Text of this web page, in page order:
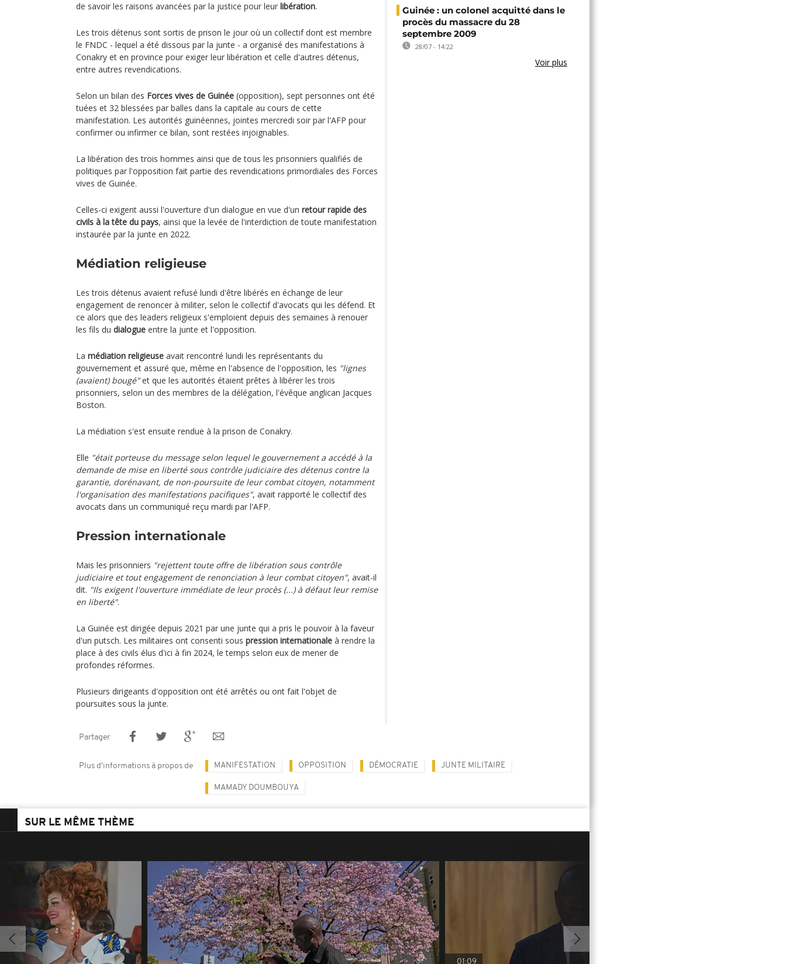
de savoir les raisons avancées par la justice pour leur libération.
Les trois détenus sont sortis de prison le jour où un collectif dont est membre
le FNDC - lequel a été dissous par la junte - a organisé des manifestations à
Conakry et en province pour exiger leur libération et celle d'autres détenus,
entre autres revendications.
Selon un bilan des Forces vives de Guinée (opposition), sept personnes ont été
tuées et 32 blessées par balles dans la capitale au cours de cette
manifestation. Les autorités guinéennes, jointes mercredi soir par l'AFP pour
confirmer ou infirmer ce bilan, sont restées injoignables.
La libération des trois hommes ainsi que de tous les prisonniers qualifiés de
politiques par l'opposition fait partie des revendications primordiales des Forces
vives de Guinée.
Celles-ci exigent aussi l'ouverture d'un dialogue en vue d'un retour rapide des
civils à la tête du pays, ainsi que la levée de l'interdiction de toute manifestation
instaurée par la junte en 2022.
Médiation religieuse
Les trois détenus avaient refusé lundi d'être libérés en échange de leur
engagement de renoncer à militer, selon le collectif d'avocats qui les défend. Et
ce alors que des leaders religieux s'emploient depuis des semaines à renouer
les fils du dialogue entre la junte et l'opposition.
La médiation religieuse avait rencontré lundi les représentants du
gouvernement et assuré que, même en l'absence de l'opposition, les "lignes
(avaient) bougé"et que les autorités étaient prêtes à libérer les trois
prisonniers, selon un des membres de la délégation, l'évêque anglican Jacques
Boston.
La médiation s'est ensuite rendue à la prison de Conakry.
Elle "était porteuse du message selon lequel le gouvernement a accédé à la
demande de mise en liberté sous contrôle judiciaire des détenus contre la
garantie, dorénavant, de non-poursuite de leur combat citoyen, notamment
l'organisation des manifestations pacifiques", avait rapporté le collectif des
avocats dans un communiqué reçu mardi par l'AFP.
Pression internationale
Mais les prisonniers "rejettent toute offre de libération sous contrôle
judiciaire et tout engagement de renonciation à leur combat citoyen", avait-il
dit. "Ils exigent l'ouverture immédiate de leur procès (...) à défaut leur remise
en liberté".
La Guinée est dirigée depuis 2021 par une junte qui a pris le pouvoir à la faveur
d'un putsch. Les militaires ont consenti sous pression internationale à rendre la
place à des civils élus d'ici à fin 2024, le temps selon eux de mener de
profondes réformes.
Plusieurs dirigeants d'opposition ont été arrêtés ou ont fait l'objet de
poursuites sous la junte.
Guinée : un colonel acquitté dans le
procès du massacre du 28
septembre 2009
28/07 - 14:22
Voir plus
Partager
Plus d'informations à propos de MANIFESTATION OPPOSITION DÉMOCRATIE JUNTE MILITAIRE
MAMADY DOUMBOUYA
SUR LE MÊME THÈME
01:09